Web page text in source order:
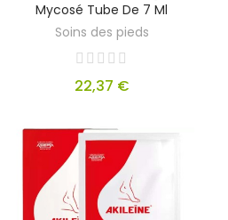
Mycosé Tube De 7 Ml
Soins des pieds
22,37 €